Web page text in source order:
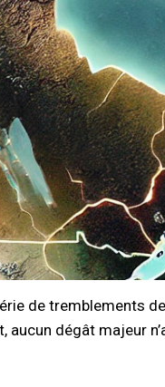
de tremblements
aucun dégât majeur